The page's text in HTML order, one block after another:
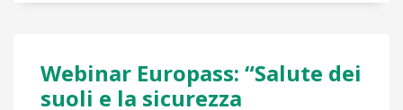
Webinar Europass: “Salute dei
suoli e la sicurezza